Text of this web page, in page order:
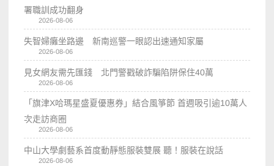
署職訓成功翻身
2026-08-06
失智婦癱坐路邊 新南巡警一眼認出速通知家屬
2026-08-06
見女網友需先匯錢 北門警戳破詐騙陷阱保住40萬
2026-08-06
「旗津X哈瑪星盛夏優惠券」結合風箏節 首週吸引逾10萬人
次走訪商圈
2026-08-06
中山大學劇藝系首度動靜態服裝雙展 聽！服裝在說話
2026-08-06